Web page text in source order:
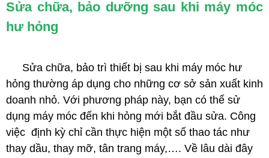
Sửa chữa, bảo dưỡng sau khi máy móc
hư hỏng
Sửa chữa, bảo trì thiết bị sau khi máy móc hư
hỏng thường áp dụng cho những cơ sở sản xuất kinh
doanh nhỏ. Với phương pháp này, bạn có thể sử
dụng máy móc đến khi hỏng mới bắt đầu sửa. Công
việc định kỳ chỉ cần thực hiện một số thao tác như
thay dầu, thay mỡ, tân trang máy,…. Về lâu dài đây